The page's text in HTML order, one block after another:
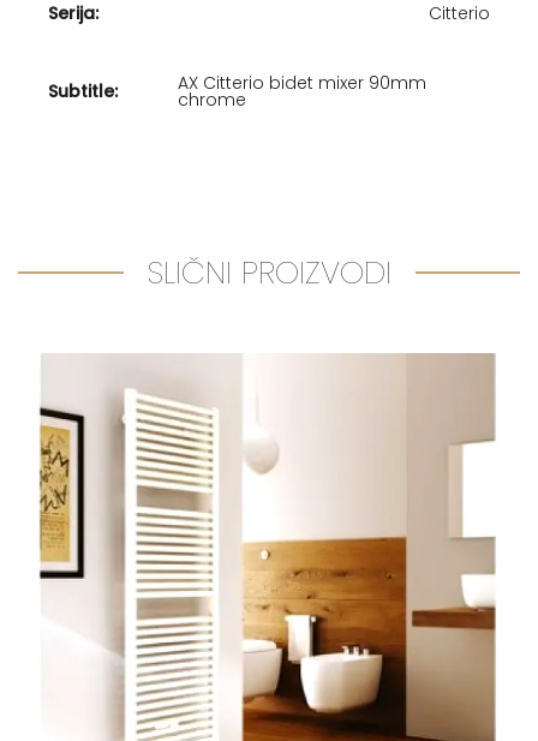
Serija: Citterio
Subtitle: AX Citterio bidet mixer 90mm
chrome
SLIČNI PROIZVODI